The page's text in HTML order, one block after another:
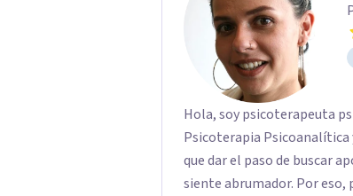
Hola, soy psicoterapeuta
Psicoterapia Psicoanalítica
que dar el paso de buscar
siente abrumador. Por eso,